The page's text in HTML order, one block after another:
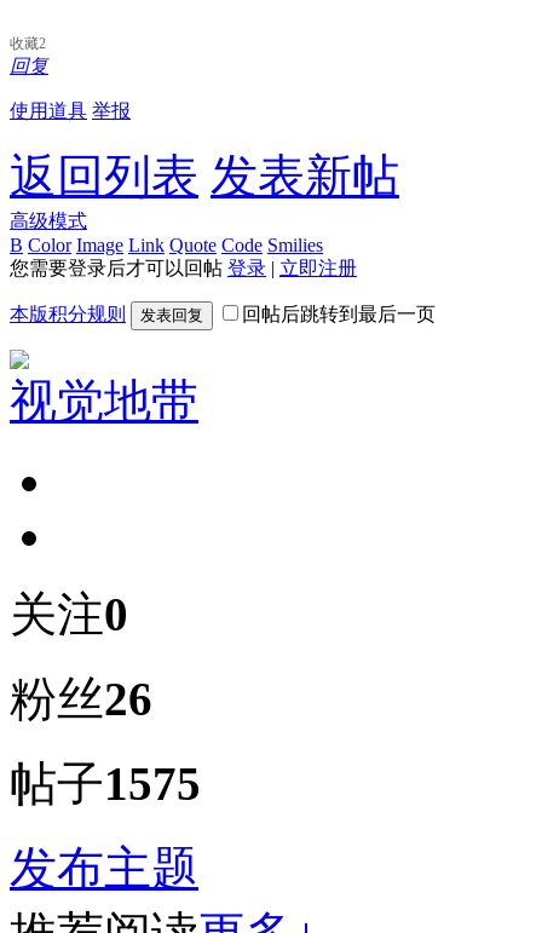
收藏2
回复
使用道具 举报
返回列表 发表新帖
高级模式
B Color Image Link Quote Code Smilies
您需要登录后才可以回帖 登录 | 立即注册
本版积分规则 发表回复 回帖后跳转到最后一页
视觉地带
关注0
粉丝26
帖子1575
发布主题